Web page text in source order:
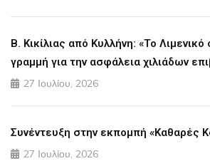
Β. Κικίλιας από Κυλλήνη: «Το
γραμμή για την ασφάλεια χιλιάδων
27 Ιουλίου, 2026
Συνέντευξη στην εκπομπή «Καθαρές
27 Ιουλίου, 2026